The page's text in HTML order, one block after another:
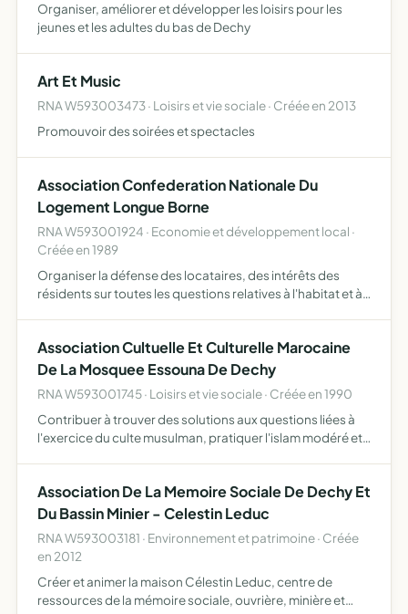
Organiser, améliorer et développer les loisirs pour les
jeunes et les adultes du bas de Dechy
Art Et Music
RNA W593003473 · Loisirs et vie sociale · Créée en 2013
Promouvoir des soirées et spectacles
Association Confederation Nationale Du
Logement Longue Borne
RNA W593001924 · Economie et développement local ·
Créée en 1989
Organiser la défense des locataires, des intérêts des
résidents sur toutes les questions relatives à l'habitat et à
Association Cultuelle Et Culturelle Marocaine
De La Mosquee Essouna De Dechy
RNA W593001745 · Loisirs et vie sociale · Créée en 1990
Contribuer à trouver des solutions aux questions liées à
l'exercice du culte musulman, pratiquer l'islam modéré et
Association De La Memoire Sociale De Dechy Et
Du Bassin Minier - Celestin Leduc
RNA W593003181 · Environnement et patrimoine · Créée
en 2012
Créer et animer la maison Célestin Leduc, centre de
ressources de la mémoire sociale, ouvrière, minière et